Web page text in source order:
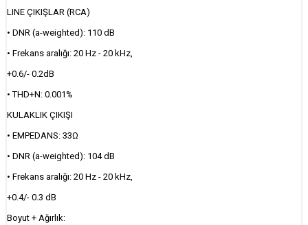
LINE ÇIKIŞLAR (RCA)
• DNR (a-weighted): 110 dB
• Frekans aralığı: 20 Hz - 20 kHz,
+0.6/- 0.2dB
• THD+N: 0.001%
KULAKLIK ÇIKIŞI
• EMPEDANS: 33Ω
• DNR (a-weighted): 104 dB
• Frekans aralığı: 20 Hz - 20 kHz,
+0.4/- 0.3 dB
Boyut + Ağırlık: